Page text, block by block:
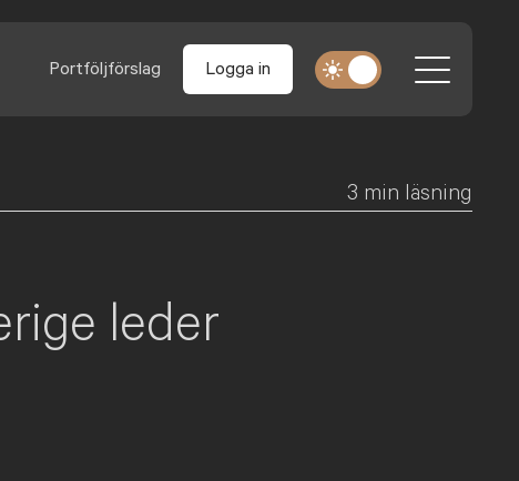
Portföljförslag Logga in
3 min läsning
leder